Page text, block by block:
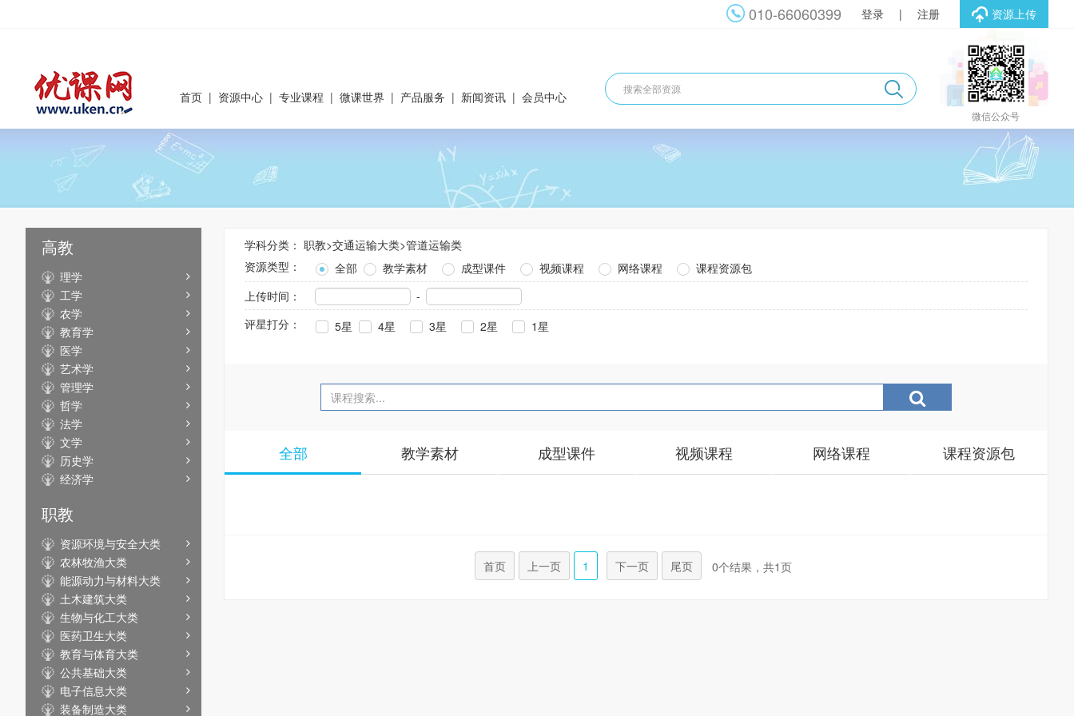
资源上传
登录 | 注册
010-66060399
微信公众号
首页 | 资源中心 | 专业课程 | 微课世界 | 产品服务 | 新闻资讯 | 会员中心
高教
理学
工学
农学
教育学
医学
艺术学
管理学
哲学
法学
文学
历史学
经济学
职教
资源环境与安全大类
农林牧渔大类
能源动力与材料大类
土木建筑大类
生物与化工大类
医药卫生大类
教育与体育大类
公共基础大类
电子信息大类
装备制造大类
学科分类： 职教>交通运输大类>管道运输类
资源类型：
全部 教学素材 成型课件 视频课程 网络课程
课程资源包
上传时间：
-
评星打分：
5星 4星 3星 2星 1星
全部 教学素材 成型课件 视频课程 网络课程 课程资源包
首页 上一页 1 下一页 尾页 0个结果，共1页